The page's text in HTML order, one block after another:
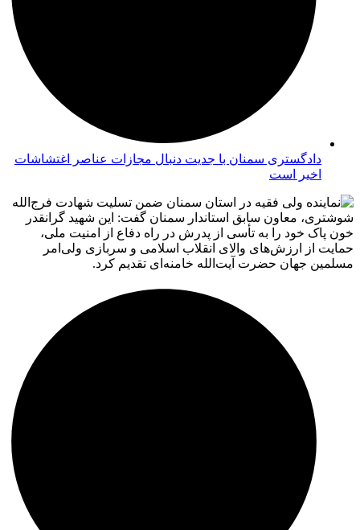
دادگستری سمنان با جدیت دنبال مجازات عناصر اغتشاشات
اخیر است